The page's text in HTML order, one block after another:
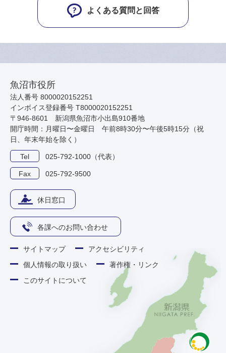
よくある質問と回答
魚沼市役所
法人番号 8000020152251
インボイス登録番号 T8000020152251
〒946-8601 新潟県魚沼市小出島910番地
開庁時間：月曜日〜金曜日 午前8時30分〜午後5時15分（祝
日、年末年始を除く）
Tel 025-792-1000（代表）
Fax 025-792-9500
休日窓口
各課へのお問い合わせ
サイトマップ
アクセシビリティ
個人情報の取り扱い
著作権・リンク
このサイトについて